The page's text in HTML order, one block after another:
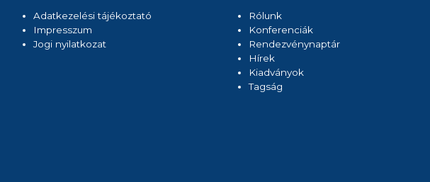
Adatkezelési tájékoztató
Impresszum
Jogi nyilatkozat
Rólunk
Konferenciák
Rendezvénynaptár
Hírek
Kiadványok
Tagság